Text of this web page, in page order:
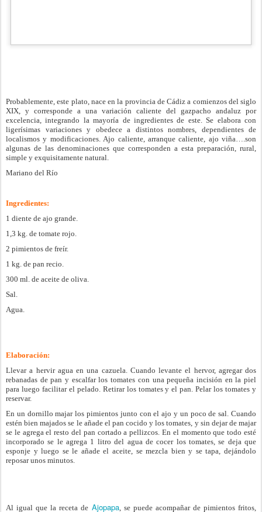
Probablemente, este plato, nace en la provincia de Cádiz a comienzos del siglo
XIX, y corresponde a una variación caliente del gazpacho andaluz por
excelencia, integrando la mayoría de ingredientes de este. Se elabora con
ligerísimas variaciones y obedece a distintos nombres, dependientes de
localismos y modificaciones. Ajo caliente, arranque caliente, ajo viña….son
algunas de las denominaciones que corresponden a esta preparación, rural,
simple y exquisitamente natural.
Mariano del Río
Ingredientes:
1 diente de ajo grande.
1,3 kg. de tomate rojo.
2 pimientos de freír.
1 kg. de pan recio.
300 ml. de aceite de oliva.
Sal.
Agua.
Elaboración:
Llevar a hervir agua en una cazuela. Cuando levante el hervor, agregar dos
rebanadas de pan y escalfar los tomates con una pequeña incisión en la piel
para luego facilitar el pelado. Retirar los tomates y el pan. Pelar los tomates y
reservar.
En un dornillo majar los pimientos junto con el ajo y un poco de sal. Cuando
estén bien majados se le añade el pan cocido y los tomates, y sin dejar de majar
se le agrega el resto del pan cortado a pellizcos. En el momento que todo esté
incorporado se le agrega 1 litro del agua de cocer los tomates, se deja que
esponje y luego se le añade el aceite, se mezcla bien y se tapa, dejándolo
reposar unos minutos.
Al igual que la receta de Ajopapa, se puede acompañar de pimientos fritos,